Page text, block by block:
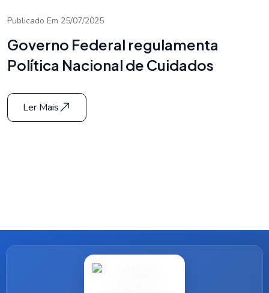
Publicado Em 25/07/2025
Governo Federal regulamenta
Política Nacional de Cuidados
Ler Mais